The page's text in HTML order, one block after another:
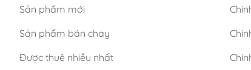
Sản phẩm mới
Sản phẩm bán chạy
Được thuê nhiều nhất